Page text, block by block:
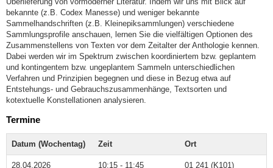
bekannte (z.B. Codex Manesse) und weniger bekannte
Sammelhandschriften (z.B. Kleinepiksammlungen) verschiedene
Sammlungsprofile anschauen, lernen Sie die vielfältigen Optionen des
Zusammenstellens von Texten vor dem Zeitalter der Anthologie kennen.
Dabei werden wir im Spektrum zwischen koordiniertem bzw. geplantem
und kontingentem bzw. ungeplantem Sammeln unterschiedlichen
Verfahren und Prinzipien begegnen und diese in Bezug etwa auf
Entstehungs- und Gebrauchszusammenhänge, Textsorten und
kotextuelle Konstellationen analysieren.
Termine
Datum (Wochentag) Zeit Ort
28.04.2026 10:15 - 11:45 01 241 (K101)